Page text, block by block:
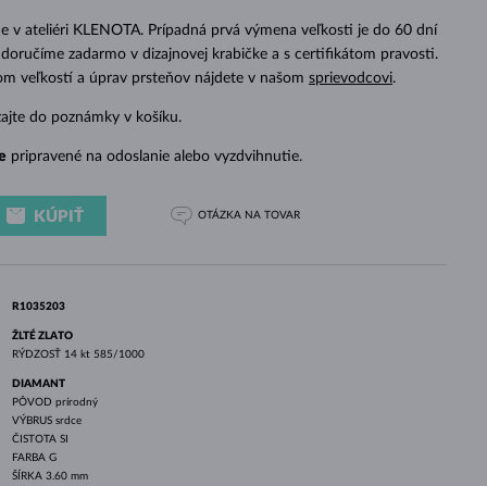
v ateliéri KLENOTA. Prípadná prvá výmena veľkosti je do 60 dní
zadarmo v dizajnovej krabičke a s certifikátom pravosti.
veľkostí a úprav prsteňov nájdete v našom sprievodcovi.
do poznámky v košíku.
pripravené na odoslanie alebo vyzdvihnutie.
KÚPIŤ OTÁZKA NA TOVAR
R1035203
ŽLTÉ ZLATO
RÝDZOSŤ 14 kt 585/1000
DIAMANT
PÔVOD prírodný
VÝBRUS srdce
ČISTOTA SI
FARBA G
ŠÍRKA 3.60 mm